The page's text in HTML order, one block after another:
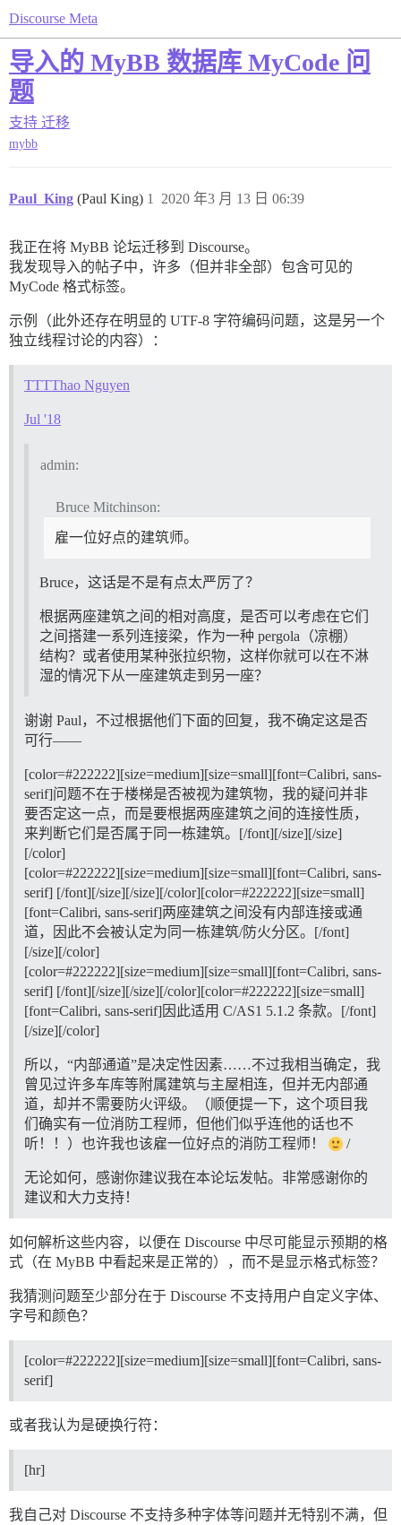
Discourse Meta
导入的 MyBB 数据库 MyCode 问
题
支持 迁移
mybb
Paul_King (Paul King) 2020 年3 月 13 日 06:39
1
我正在将 MyBB 论坛迁移到 Discourse。
我发现导入的帖子中，许多（但并非全部）包含可见的
MyCode 格式标签。
示例（此外还存在明显的 UTF-8 字符编码问题，这是另一个
独立线程讨论的内容）：
TTTThao Nguyen
Jul '18
admin:
Bruce Mitchinson:
雇一位好点的建筑师。
Bruce，这话是不是有点太严厉了？
根据两座建筑之间的相对高度，是否可以考虑在它们
之间搭建一系列连接梁，作为一种 pergola（凉棚）
结构？或者使用某种张拉织物，这样你就可以在不淋
湿的情况下从一座建筑走到另一座？
谢谢 Paul，不过根据他们下面的回复，我不确定这是否
可行——
[color=#222222][size=medium][size=small][font=Calibri, sans-
serif]问题不在于楼梯是否被视为建筑物，我的疑问并非
要否定这一点，而是要根据两座建筑之间的连接性质，
来判断它们是否属于同一栋建筑。[/font][/size][/size]
[/color]
[color=#222222][size=medium][size=small][font=Calibri, sans-
serif] [/font][/size][/size][/color][color=#222222][size=small]
[font=Calibri, sans-serif]两座建筑之间没有内部连接或通
道，因此不会被认定为同一栋建筑/防火分区。[/font]
[/size][/color]
[color=#222222][size=medium][size=small][font=Calibri, sans-
serif] [/font][/size][/size][/color][color=#222222][size=small]
[font=Calibri, sans-serif]因此适用 C/AS1 5.1.2 条款。[/font]
[/size][/color]
所以，“内部通道”是决定性因素……不过我相当确定，我
曾见过许多车库等附属建筑与主屋相连，但并无内部通
道，却并不需要防火评级。（顺便提一下，这个项目我
们确实有一位消防工程师，但他们似乎连他的话也不
听！！）也许我也该雇一位好点的消防工程师！
/
无论如何，感谢你建议我在本论坛发帖。非常感谢你的
建议和大力支持！
如何解析这些内容，以便在 Discourse 中尽可能显示预期的格
式（在 MyBB 中看起来是正常的），而不是显示格式标签？
我猜测问题至少部分在于 Discourse 不支持用户自定义字体、
字号和颜色？
[color=#222222][size=medium][size=small][font=Calibri, sans-
serif]
或者我认为是硬换行符：
[hr]
我自己对 Discourse 不支持多种字体等问题并无特别不满，但